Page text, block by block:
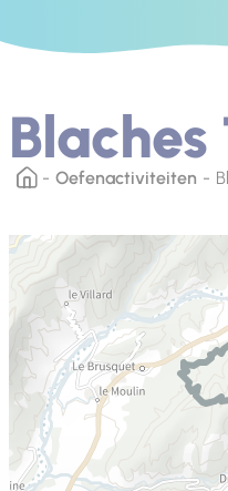
Blaches
Oefenactiviteiten